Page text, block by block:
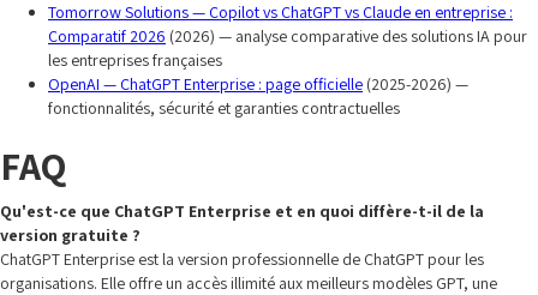
Tomorrow Solutions — Copilot vs ChatGPT vs Claude en entreprise :
Comparatif 2026 (2026) — analyse comparative des solutions IA pour
les entreprises françaises
OpenAI — ChatGPT Enterprise : page officielle (2025-2026) —
fonctionnalités, sécurité et garanties contractuelles
FAQ
Qu'est-ce que ChatGPT Enterprise et en quoi diffère-t-il de la
version gratuite ?
ChatGPT Enterprise est la version professionnelle de ChatGPT pour les
organisations. Elle offre un accès illimité aux meilleurs modèles GPT, une